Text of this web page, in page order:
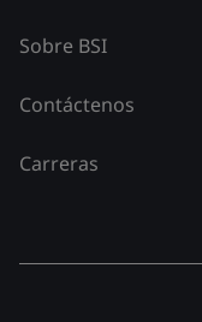
Sobre BSI
Contáctenos
Carreras